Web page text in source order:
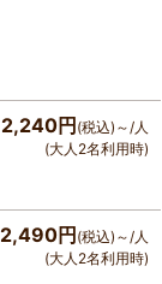
2,240円(税込)～/人
(大人2名利用時)
2,490円(税込)～/人
(大人2名利用時)